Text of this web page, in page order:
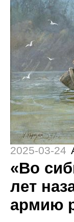
2025-03-24
«Во
лет
армию